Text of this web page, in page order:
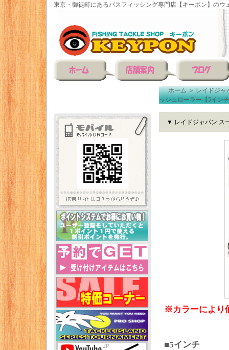
東京・御徒町にあるバスフィッシング専門店【キーポン】のウ
ホーム＞レイドジャ
ッシュローラー【5イン
▼ レイドジャパン ス
※カラーにより
■5インチ